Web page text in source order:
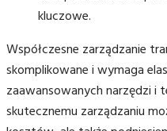
kluczowe.
Współczesne zarządzanie
skomplikowane i wymaga
zaawansowanych narzędzi i
skutecznemu zarządzaniu